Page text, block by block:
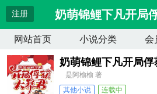
注册 奶萌锦鲤下凡开局
网站首页 小说分类 会
奶萌锦鲤下凡开局俘
是阿榆榆 著
其他小说
连载中